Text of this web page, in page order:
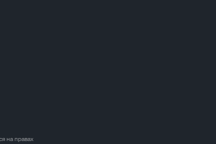
на правах